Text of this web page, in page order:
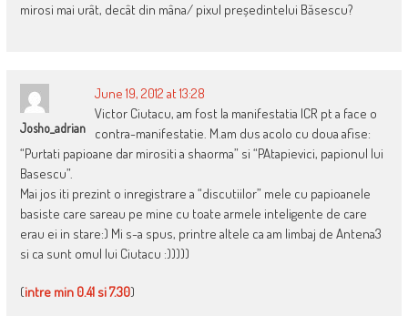
mirosi mai urât, decât din mâna/ pixul președintelui Băsescu?
Josho_adrian
June 19, 2012 at 13:28
Victor Ciutacu, am fost la manifestatia ICR pt a face o
contra-manifestatie. M.am dus acolo cu doua afise:
“Purtati papioane dar mirositi a shaorma” si “PAtapievici, papionul lui
Basescu”.
Mai jos iti prezint o inregistrare a “discutiilor” mele cu papioanele
basiste care sareau pe mine cu toate armele inteligente de care
erau ei in stare:) Mi s-a spus, printre altele ca am limbaj de Antena3
si ca sunt omul lui Ciutacu :)))))
(intre min 0.41 si 7.30)